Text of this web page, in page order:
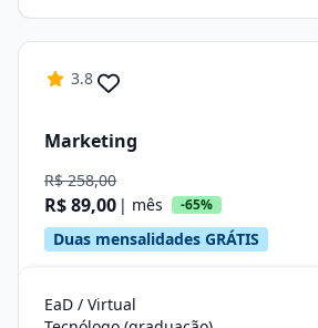
3.8
Marketing
R$ 258,00
R$ 89,00 | mês -65%
Duas mensalidades GRÁTIS
EaD / Virtual